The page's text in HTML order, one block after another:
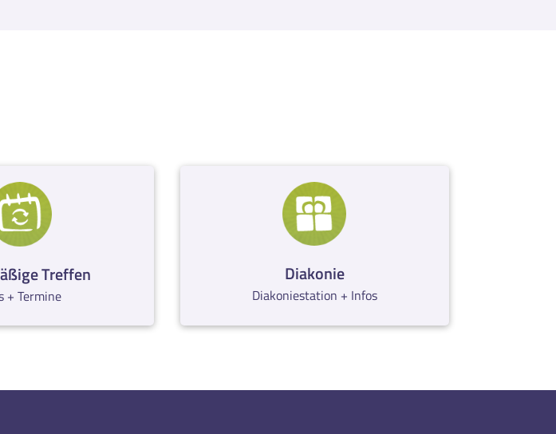
Treffen
+ Termine
Diakonie
Diakoniestation + Infos